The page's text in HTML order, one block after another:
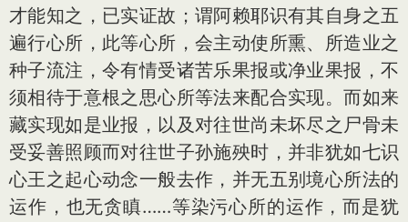
才能知之，已实证故；谓阿赖耶识有其自身之五
遍行心所，此等心所，会主动使所熏、所造业之
种子流注，令有情受诸苦乐果报或净业果报，不
须相待于意根之思心所等法来配合实现。而如来
藏实现如是业报，以及对往世尚未坏尽之尸骨未
受妥善照顾而对往世子孙施殃时，并非犹如七识
心王之起心动念一般去作，并无五别境心所法的
运作，也无贪瞋……等染污心所的运作，而是犹